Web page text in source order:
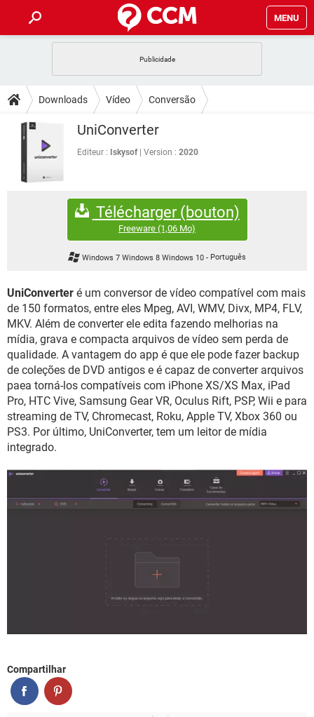
MENU
CELULAR FACEBOOK
OUTLOOK
INSTAGRAM GMAIL
GUIA DE COMPRAS
DICAS
JOGOS WHATSAPP
CELULAR
OUTLOOK
GUIA DE COMPRAS
DOWNLOADS
WHATSAPP
CELULAR
EXCEL
GMAIL
FÓRUM
FACEBOOK
EXCEL
GMAIL
WHATSAPP
INSTAGRAM GMAIL
GUIA DE COMPRAS
Downloads Vídeo Conversão
UniConverter
Editeur : Iskysof Version : 2020
Télécharger (bouton)
Freeware (1,06 Mo)
Windows 7 Windows 8 Windows 10- Português
UniConverter é um conversor de vídeo compatível com mais
de 150 formatos, entre eles Mpeg, AVI, WMV, Divx, MP4, FLV,
MKV. Além de converter ele edita fazendo melhorias na
mídia, grava e compacta arquivos de vídeo sem perda de
qualidade. A vantagem do app é que ele pode fazer backup
de coleções de DVD antigos e é capaz de converter arquivos
paea torná-los compatíveis com iPhone XS/XS Max, iPad
Pro, HTC Vive, Samsung Gear VR, Oculus Rift, PSP, Wii e para
streaming de TV, Chromecast, Roku, Apple TV, Xbox 360 ou
PS3. Por último, UniConverter, tem um leitor de mídia
integrado.
Compartilhar